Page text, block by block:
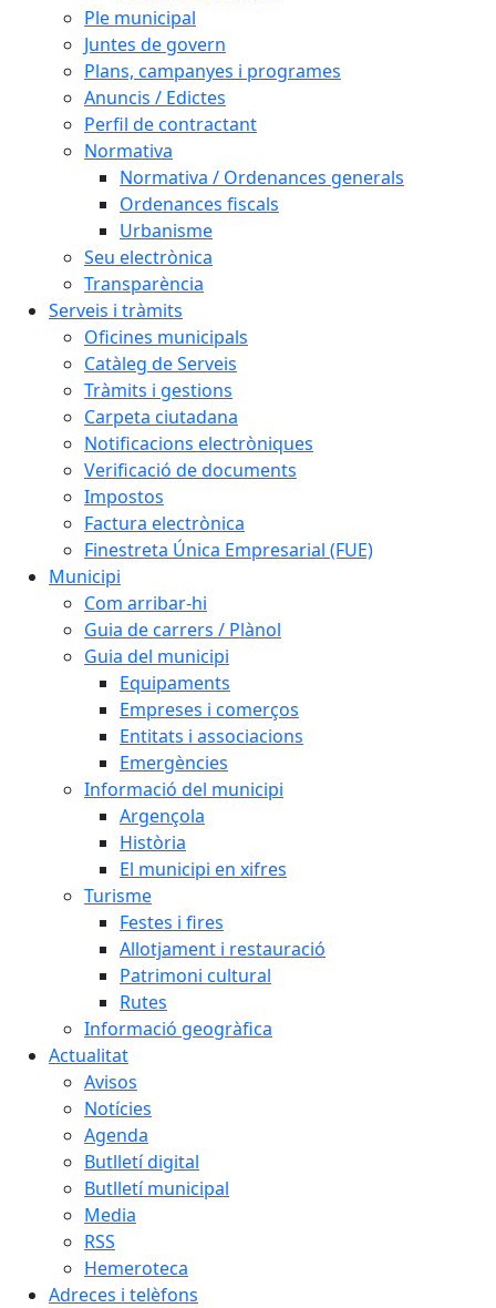
Ple municipal
Juntes de govern
Plans, campanyes i programes
Anuncis / Edictes
Perfil de contractant
Normativa
Normativa / Ordenances generals
Ordenances fiscals
Urbanisme
Seu electrònica
Transparència
Serveis i tràmits
Oficines municipals
Catàleg de Serveis
Tràmits i gestions
Carpeta ciutadana
Notificacions electròniques
Verificació de documents
Impostos
Factura electrònica
Finestreta Única Empresarial (FUE)
Municipi
Com arribar-hi
Guia de carrers / Plànol
Guia del municipi
Equipaments
Empreses i comerços
Entitats i associacions
Emergències
Informació del municipi
Argençola
Història
El municipi en xifres
Turisme
Festes i fires
Allotjament i restauració
Patrimoni cultural
Rutes
Informació geogràfica
Actualitat
Avisos
Notícies
Agenda
Butlletí digital
Butlletí municipal
Media
RSS
Hemeroteca
Adreces i telèfons